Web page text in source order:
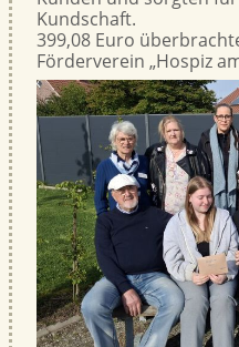
Kundschaft.
399,08 Euro
Förderverein „Hospiz